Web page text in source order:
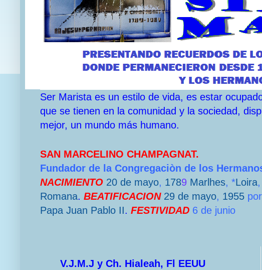
Ser Marista es un estilo de vida, es estar
que se tienen en la comunidad y la sociedad,
mejor, un mundo más humano.
SAN MARCELINO CHAMPAGNAT.
Fundador de la Congregaciòn de los
NACIMIENTO 20 de mayo, 1789 Marlhes, *Loira,
Romana. BEATIFICACION 29 de mayo, 1955
Papa Juan Pablo II. FESTIVIDAD 6 de junio
V.J.M.J y Ch. Hialeah, Fl EEUU